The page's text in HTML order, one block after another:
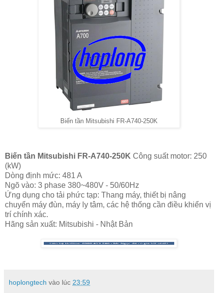
Biến tần Mitsubishi FR-A740-250K
Biến tần Mitsubishi FR-A740-250K Công suất motor: 250
(kW)
Dòng định mức: 481 A
Ngõ vào: 3 phase 380~480V - 50/60Hz
Ứng dụng cho tải phức tạp: Thang máy, thiết bị nâng
chuyển máy đùn, máy ly tâm, các hệ thống cần điều khiển vị
trí chính xác.
Hãng sản xuất: Mitsubishi - Nhật Bản
hoplongtech vào lúc 23:59